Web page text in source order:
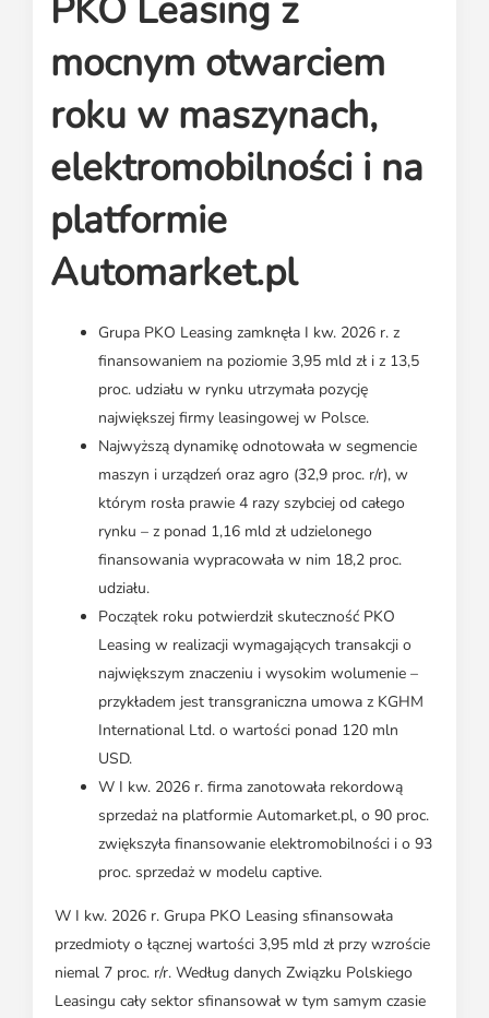
Partnerzy ZPL
Subskrybuj Leaseletter
Materiały do pobrania
Kontakt dla mediów
Klauzule informacyjne
PKO Leasing z
mocnym otwarciem
roku w maszynach,
elektromobilności i na
platformie
Automarket.pl
Grupa PKO Leasing zamknęła I kw. 2026 r. z
finansowaniem na poziomie 3,95 mld zł i z 13,5
proc. udziału w rynku utrzymała pozycję
największej firmy leasingowej w Polsce.
Najwyższą dynamikę odnotowała w segmencie
maszyn i urządzeń oraz agro (32,9 proc. r/r), w
którym rosła prawie 4 razy szybciej od całego
rynku – z ponad 1,16 mld zł udzielonego
finansowania wypracowała w nim 18,2 proc.
udziału.
Początek roku potwierdził skuteczność PKO
Leasing w realizacji wymagających transakcji o
największym znaczeniu i wysokim wolumenie –
przykładem jest transgraniczna umowa z KGHM
International Ltd. o wartości ponad 120 mln
USD.
W I kw. 2026 r. firma zanotowała rekordową
sprzedaż na platformie Automarket.pl, o 90 proc.
zwiększyła finansowanie elektromobilności i o 93
proc. sprzedaż w modelu captive.
W I kw. 2026 r. Grupa PKO Leasing sfinansowała
przedmioty o łącznej wartości 3,95 mld zł przy wzroście
niemal 7 proc. r/r. Według danych Związku Polskiego
Leasingu cały sektor sfinansował w tym samym czasie